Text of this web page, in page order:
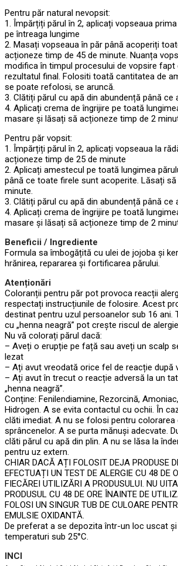
Pentru păr natural nevopsit:
1. Împărțiți părul în 2, aplicați vopseaua
pe întreaga lungime
2. Masați vopseaua în păr până acoperiți
acționeze timp de 45 de minute. Nuanța
modifica în timpul procesului de vopsire
rezultatul final. Folositi toată cantitatea de
se poate refolosi, se aruncă.
3. Clătiți părul cu apă din abundență până ce
4. Aplicați crema de îngrijire pe toată
masare și lăsați să acționeze timp de 2
Pentru păr vopsit:
1. Împărțiți părul în 2, aplicați vopseaua la
acționeze timp de 25 de minute
2. Aplicați amestecul pe toată lungimea
până ce toate firele sunt acoperite. Lăsați
minute.
3. Clătiți părul cu apă din abundență până ce
4. Aplicați crema de îngrijire pe toată
masare și lăsați să acționeze timp de 2
Beneficii / Ingrediente
Formula sa îmbogățită cu ulei de jojoba și
hrănirea, repararea și fortificarea părului.
Atenționări
Coloranții pentru păr pot provoca reacții
respectați instrucțiunile de folosire. Acest
destinat pentru uzul persoanelor sub 16 ani.
cu „henna neagră” pot crește riscul de
Nu vă colorați părul dacă:
– Aveți o erupție pe față sau aveți un scalp
lezat
– Ați avut vreodată orice fel de reacție după
– Ați avut în trecut o reacție adversă la un
„henna neagră”.
Conține: Fenilendiamine, Rezorcină,
Hidrogen. A se evita contactul cu ochii. În
clăti imediat. A nu se folosi pentru colorarea
sprâncenelor. A se purta mănuși adecvate.
clăti părul cu apă din plin. A nu se lăsa la
pentru uz extern.
CHIAR DACĂ AȚI FOLOSIT DEJA PRODUSE
EFECTUAȚI UN TEST DE ALERGIE CU 48 DE
FIECĂREI UTILIZĂRI A PRODUSULUI. NU
PRODUSUL CU 48 DE ORE ÎNAINTE DE
FOLOSI UN SINGUR TUB DE CULOARE
EMULSIE OXIDANTĂ.
De preferat a se depozita într-un loc uscat
temperaturi sub 25°C.
INCI